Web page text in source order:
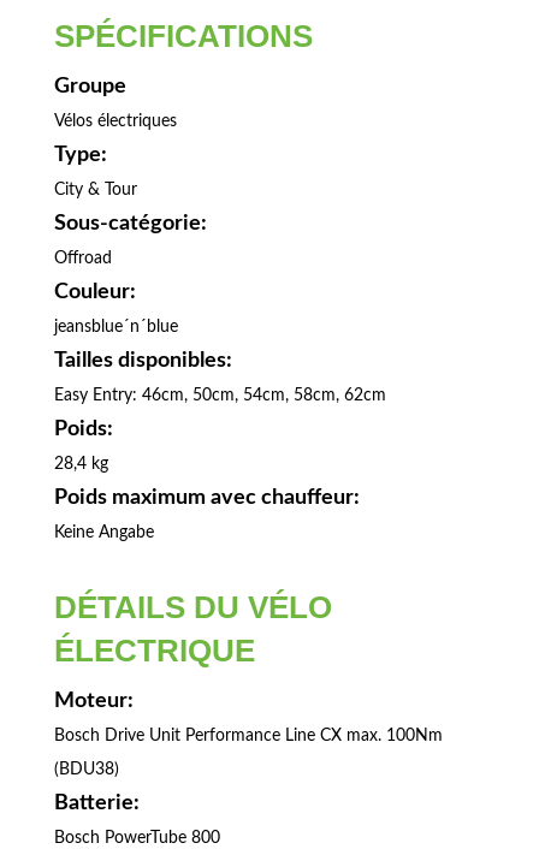
SPÉCIFICATIONS
Groupe
Vélos électriques
Type:
City & Tour
Sous-catégorie:
Offroad
Couleur:
jeansblue´n´blue
Tailles disponibles:
Easy Entry: 46cm, 50cm, 54cm, 58cm, 62cm
Poids:
28,4 kg
Poids maximum avec chauffeur:
Keine Angabe
DÉTAILS DU VÉLO
ÉLECTRIQUE
Moteur:
Bosch Drive Unit Performance Line CX max. 100Nm
(BDU38)
Batterie:
Bosch PowerTube 800